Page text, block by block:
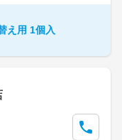
え用 1個入